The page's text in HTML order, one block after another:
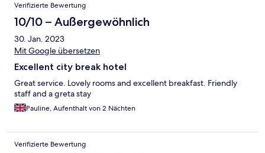
Verifizierte Bewertung
10/10 – Außergewöhnlich
30. Jan. 2023
Mit Google übersetzen
Excellent city break hotel
Great service. Lovely rooms and excellent breakfast. Friendly
staff and a greta stay
Pauline, Aufenthalt von 2 Nächten
Verifizierte Bewertung